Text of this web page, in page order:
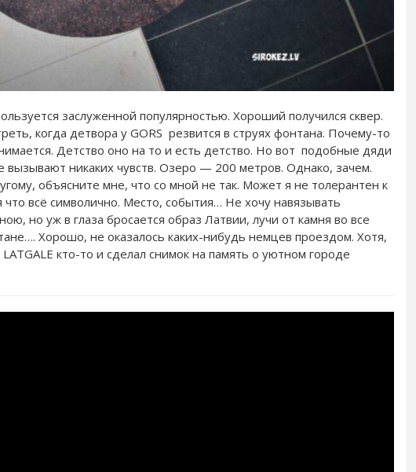
заслуженной популярностью. Хороший получился сквер.
когда детвора у GORS резвится в струях фонтана. Почему-то
Детство оно на то и есть детство. Но вот подобные дяди
вызывают никаких чувств. Озеро — 200 метров. Однако, зачем.
объясните мне, что со мной не так. Может я не толерантен к
всё символично. Место, события… Не хочу навязывать
но уж в глаза бросается образ Латвии, лучи от камня во все
Хорошо, не оказалось каких-нибудь немцев проездом. Хотя,
кто-то и сделал снимок на память о уютном городе